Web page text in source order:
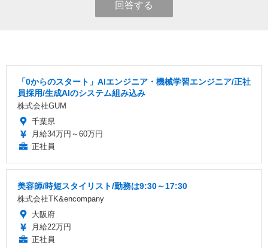
回答する
「0からのスタート」AIエンジニア・機械学習エンジニア/正社
員採用/生成AIのシステム組み込み
株式会社GUM
千葉県
月給34万円～60万円
正社員
美容師/時短スタイリスト/勤務は9:30～17:30
株式会社TK&encompany
大阪府
月給22万円
正社員